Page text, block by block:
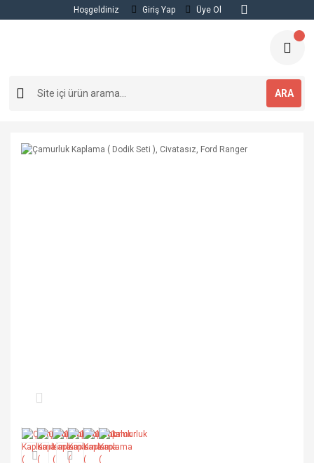
Hoşgeldiniz Giriş Yap Üye Ol
ARA